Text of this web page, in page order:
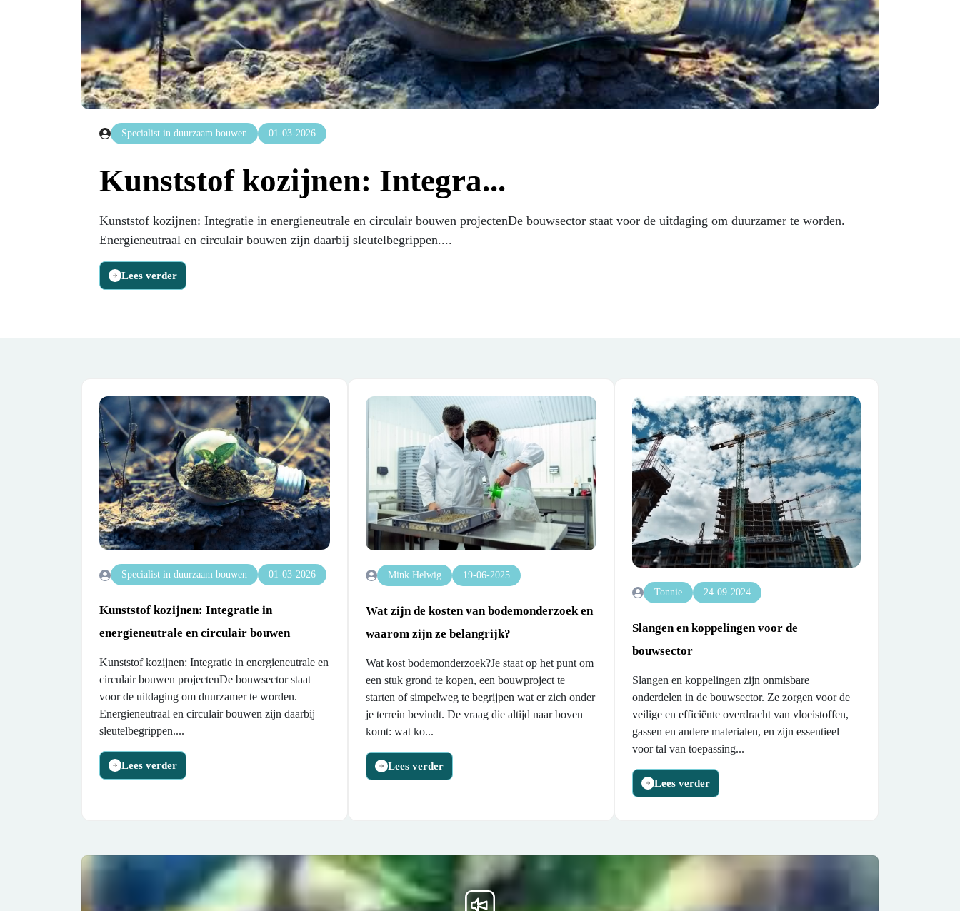
Specialist in duurzaam bouwen 01-03-2026
Kunststof kozijnen: Integra...
Kunststof kozijnen: Integratie in energieneutrale en circulair bouwen projectenDe bouwsector staat voor de uitdaging om duurzamer te worden.
Energieneutraal en circulair bouwen zijn daarbij sleutelbegrippen....
Lees verder
Specialist in duurzaam bouwen 01-03-2026
Kunststof kozijnen: Integratie in
energieneutrale en circulair bouwen
Kunststof kozijnen: Integratie in energieneutrale en
circulair bouwen projectenDe bouwsector staat
voor de uitdaging om duurzamer te worden.
Energieneutraal en circulair bouwen zijn daarbij
sleutelbegrippen....
Lees verder
Mink Helwig 19-06-2025
Wat zijn de kosten van bodemonderzoek en
waarom zijn ze belangrijk?
Wat kost bodemonderzoek?Je staat op het punt om
een stuk grond te kopen, een bouwproject te
starten of simpelweg te begrijpen wat er zich onder
je terrein bevindt. De vraag die altijd naar boven
komt: wat ko...
Lees verder
Tonnie 24-09-2024
Slangen en koppelingen voor de
bouwsector
Slangen en koppelingen zijn onmisbare
onderdelen in de bouwsector. Ze zorgen voor de
veilige en efficiënte overdracht van vloeistoffen,
gassen en andere materialen, en zijn essentieel
voor tal van toepassing...
Lees verder